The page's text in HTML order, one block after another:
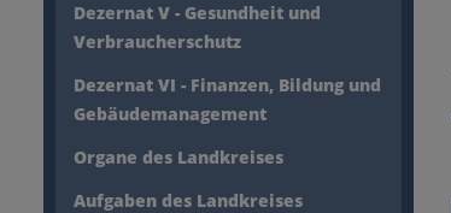
Dezernat V - Gesundheit und
Verbraucherschutz
Dezernat VI - Finanzen, Bildung und
Gebäudemanagement
Organe des Landkreises
Aufgaben des Landkreises